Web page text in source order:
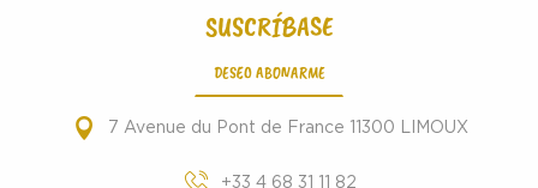
SUSCRÍBASE
DESEO ABONARME
7 Avenue du Pont de France 11300 LIMOUX
+33 4 68 31 11 82